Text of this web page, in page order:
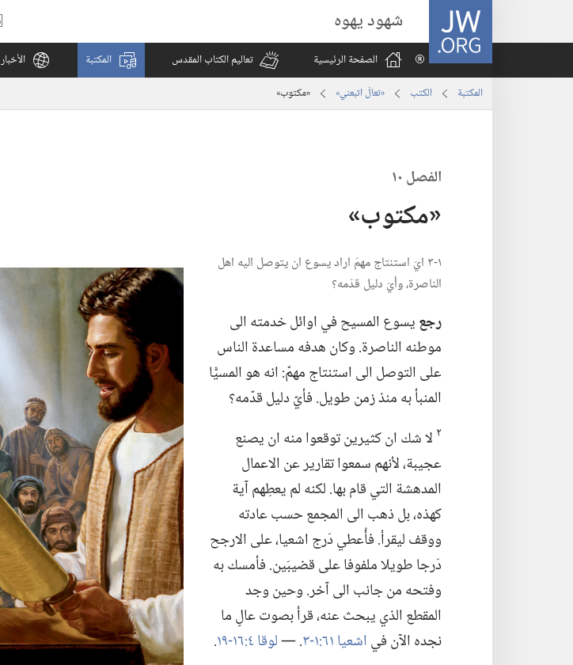
JW.ORG شهود يهوه
الصفحة الرئيسية
تعاليم الكتاب المقدس المكتبة الأخبار
المكتبة الكتب ‏«تعالَ اتبعني»‏ ‏«مكتوب»‏
الفصل ١٠
‏«مكتوب»‏
١-‏٣ ايّ استنتاج مهمّ اراد يسوع ان يتوصل اليه اهل
الناصرة،‏ وأيّ دليل قدّمه؟‏
رجعيسوع المسيح في اوائل خدمته الى
موطنه الناصرة.‏ وكان هدفه مساعدة الناس
على التوصل الى استنتاج مهمّ:‏ انه هو المسيَّا
المنبأ به منذ زمن طويل.‏ فأيّ دليل قدّمه؟‏
٢ لا شك ان كثيرين توقعوا منه ان يصنع
عجيبة،‏ لأنهم سمعوا تقارير عن الاعمال
المدهشة التي قام بها.‏ لكنه لم يعطِهم آية
كهذه،‏ بل ذهب الى المجمع حسب عادته
ووقف ليقرأ.‏ فأُعطي دَرج اشعيا،‏ على الارجح
دَرجا طويلا ملفوفا على قضيبَين.‏ فأمسك به
وفتحه من جانب الى آخر.‏ وحين وجد
المقطع الذي يبحث عنه،‏ قرأ بصوت عالٍ ما
نجده الآن فياشعيا ٦١:‏​١-‏٣ ‏.‏ —‏لوقا ٤:‏​١٦-‏١٩ ‏.‏